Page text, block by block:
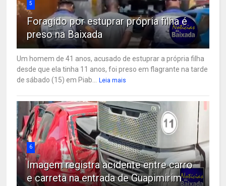
5
Foragido por estuprar própria filha é
preso na Baixada
Um homem de 41 anos, acusado de estuprar a própria filha
desde que ela tinha 11 anos, foi preso em flagrante na tarde
de sábado (15) em Piab...
Leia mais
6
Imagem registra acidente entre carro
e carreta na entrada de Guapimirim